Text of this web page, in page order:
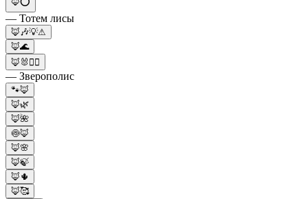
— Тотем лисы
🦊🎶💡⚠
🦊🌊
🦊🐰👮‍♀️
— Зверополис
🐾🦊
🦊🌿
🦊🌺
🍥🦊
🦊🌸
🦊🍃
🦊🌵
🦊🥰